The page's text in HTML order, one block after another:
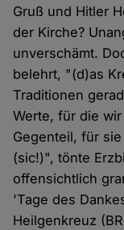
Gruß und Hitler
der Kirche?
unverschämt.
belehrt, "(d)as
Traditionen
Werte, für die
Gegenteil, für
(sic!)", tönte
offensichtlich
'Tage des
Heilgenkreuz